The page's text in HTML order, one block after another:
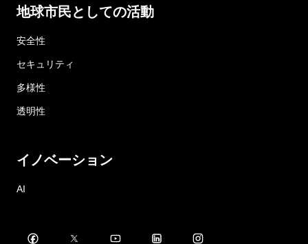
地球市民としての活動
安全性
セキュリティ
多様性
透明性
イノベーション
AI